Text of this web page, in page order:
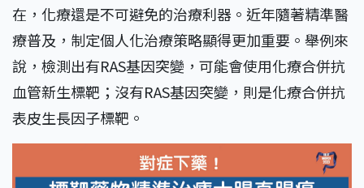
在，化療還是不可避免的治療利器。近年隨著精準醫
療普及，制定個人化治療策略顯得更加重要。舉例來
說，檢測出有RAS基因突變，可能會使用化療合併抗
血管新生標靶；沒有RAS基因突變，則是化療合併抗
表皮生長因子標靶。